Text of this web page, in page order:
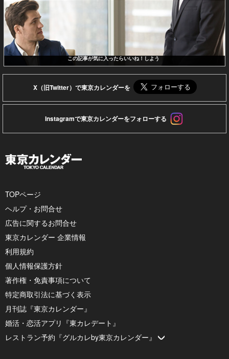
この記事が気に入ったらいいね！しよう
X（旧Twitter）で東京カレンダーを
Instagramで東京カレンダーをフォローする
TOPページ
ヘルプ・お問合せ
広告に関するお問合せ
東京カレンダー 企業情報
利用規約
個人情報保護方針
著作権・免責事項について
特定商取引法に基づく表示
月刊誌『東京カレンダー』
婚活・恋活アプリ『東カレデート』
レストラン予約『グルカレby東京カレンダー』